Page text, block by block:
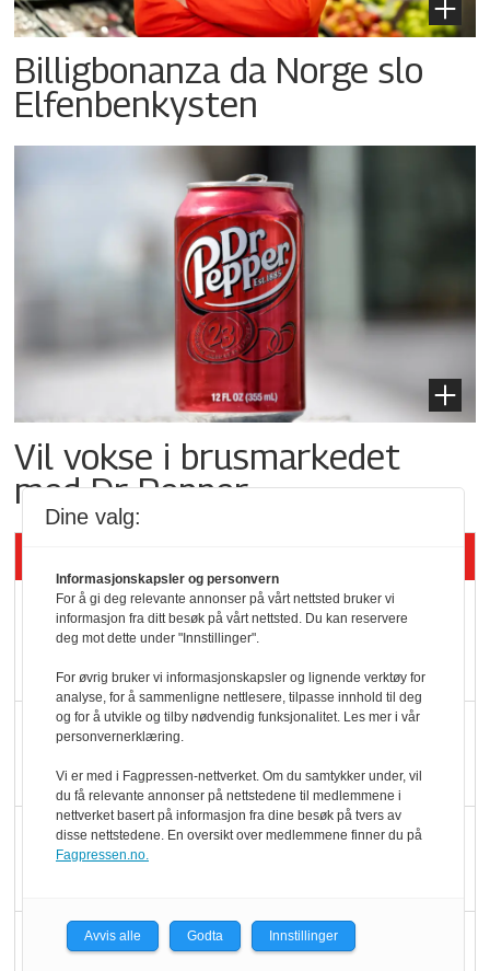
Billigbonanza da Norge slo
Elfenbenkysten
Vil vokse i brusmarkedet
med Dr Pepper
Mat er viktigere enn
pris når elbilister
velger ladestopp
Ti bensinstasjoner
legger ned hver måned
Potetball, kylling og 98
KBS-bransjen i
Dine valg:
Informasjonskapsler og personvern
For å gi deg relevante annonser på vårt nettsted bruker vi
informasjon fra ditt besøk på vårt nettsted. Du kan reservere
deg mot dette under "Innstillinger".
For øvrig bruker vi informasjonskapsler og lignende verktøy for
analyse, for å sammenligne nettlesere, tilpasse innhold til deg
og for å utvikle og tilby nødvendig funksjonalitet. Les mer i vår
personvernerklæring.
Vi er med i Fagpressen-nettverket. Om du samtykker under, vil
du få relevante annonser på nettstedene til medlemmene i
nettverket basert på informasjon fra dine besøk på tvers av
disse nettstedene. En oversikt over medlemmene finner du på
Fagpressen.no.
Avvis alle Godta Innstillinger